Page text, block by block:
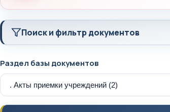
Поиск и фильтр документов
Раздел базы документов